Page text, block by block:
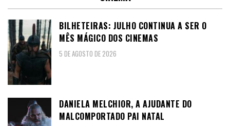
BILHETEIRAS: JULHO CONTINUA A SER O
MÊS MÁGICO DOS CINEMAS
5 DE AGOSTO DE 2026
DANIELA MELCHIOR, A AJUDANTE DO
MALCOMPORTADO PAI NATAL